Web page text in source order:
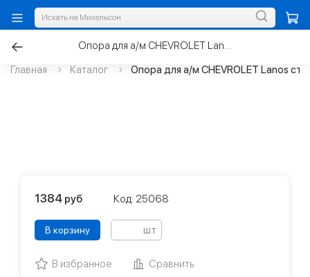
Главная Каталог Опора для а/м CHEVROLET Lanos
1384 руб Код: 25068
В корзину шт
В избранное Сравнить